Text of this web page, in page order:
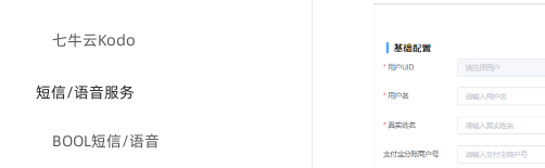
七牛云Kodo
短信/语音服务
BOOL短信/语音